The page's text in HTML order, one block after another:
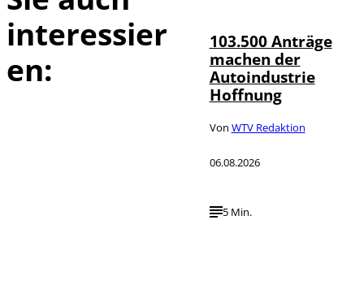
interessier
en:
103.500 Anträge
machen der
Autoindustrie
Hoffnung
Von WTV Redaktion
06.08.2026
5 Min.